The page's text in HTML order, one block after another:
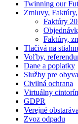
Twinning our
Zmluvy,
Faktúry
Faktúry,
Tlačivá na
Voľby,
Dane a poplatky
Služby pre
Civilná ochrana
Virtuálny cintorín
GDPR
Verejné
Zvoz odpadu